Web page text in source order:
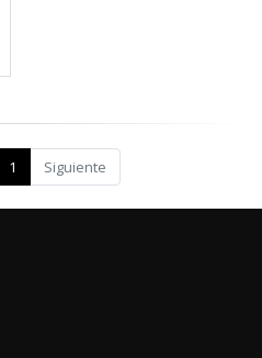
1 Siguiente